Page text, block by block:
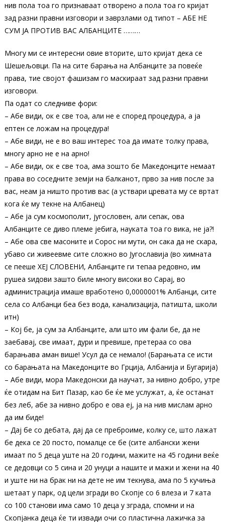
нив пола тоа го признаваат отворено а пола тоа го кријат
зад разни правни изговори и заврзлами од типот – АБЕ НЕ
СУМ ЈА ПРОТИВ ВАС АЛБАНЦИТЕ ………
Многу ми се интересни овие вторите, што кријат дека се
Шешељовци. Па на сите барања на Албанците за повеќе
права, тие својот фашизам го маскираат зад разни правни
изговори.
Па одат со следниве фори:
– Абе види, ок е све тоа, али не е според процедура, а ја
ептен се ложам на процедура!
– Абе види, не е во ваш интерес тоа да имате толку права,
многу арно не е на арно!
– Абе види, ок е све тоа, ама зошто бе Македонците немаат
права во соседните земји на балканот, прво за нив после за
вас, неам ја ништо против вас (а уствари цревата му се вртат
кога ќе му текне на Албанец)
– Абе ја сум космополит, југословен, али сепак, ова
Албанците се диво племе јебига, науката тоа го вика, не ја?!
– Абе ова све масоните и Сорос ни мути, он сака да не скара,
убаво си живеевме сите сложно во Југославија (во химната
се пееше ХЕЈ СЛОВЕНИ, Албанците ги тепаа редовно, им
рушеа ѕидови зашто биле многу високи во Сарај, во
администрација имаше вработено 0,0000001% Албанци, сите
села со Албанци беа без вода, канализација, патишта, школи
итн)
– Кој бе, ја сум за Албанците, али што им фали бе, да не
заебавај, све имаат, дури и превише, претераа со ова
барањава аман више! Усул да се немало! (Барањата се исти
со барањата на Македонците во Грција, Албанија и Бугарија)
– Абе види, мора Македонски да научат, за нивно добро, утре
ќе отидам на Бит Пазар, као бе ќе ме услужат, а, ќе останат
без леб, абе за нивно добро е ова еј, ја на нив мислам арно
да им биде!
– Дај бе со дебата, дај да се преброиме, колку се, што лажат
бе дека се 20 посто, помалце се бе (сите албански жени
имаат по 5 деца уште на 20 години, мажите на 45 години веќе
се дедовци со 5 сина и 20 унуци а нашите и мажи и жени на 40
и уште ни на брак ни на дете не им текнува, ама по 5 кучиња
шетаат у парк, од цели згради во Скопје со 6 влеза и 7 ката
со 100 станови има само 10 деца у зграда, спомни и на
Скопјанка деца ќе ти извади очи со пластична лажичка за